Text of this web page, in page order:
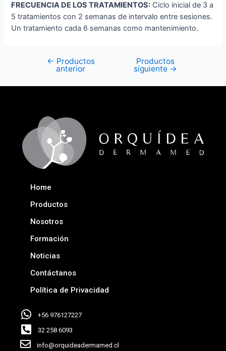
FRECUENCIA DE LOS TRATAMIENTOS: Ciclo inicial de 3 a
5 tratamientos con 2 semanas de intervalo entre sesiones.
Un tratamiento cada 6 semanas como mantenimiento.
← Productos
anterior
Productos
siguiente →
Home
Productos
Nosotros
Formación
Noticias
Contáctanos
Política de Privacidad
+56 976127227
32 258 6093
info@orquideadermamed.cl